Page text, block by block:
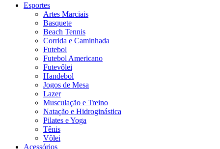
Esportes
Artes Marciais
Basquete
Beach Tennis
Corrida e Caminhada
Futebol
Futebol Americano
Futevôlei
Handebol
Jogos de Mesa
Lazer
Musculação e Treino
Natação e Hidroginástica
Pilates e Yoga
Tênis
Vôlei
Acessórios